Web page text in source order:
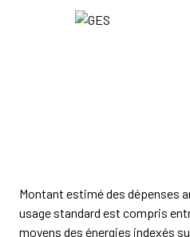
Montant estimé des dépenses
usage standard est compris
moyens des énergies indexés